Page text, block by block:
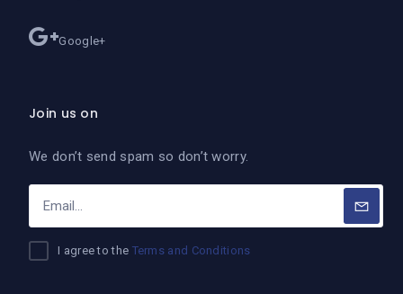
Google+
Join us on
We don’t send spam so don’t worry.
I agree to the Terms and Conditions